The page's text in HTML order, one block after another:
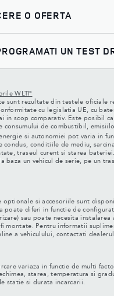
O OFERTA
UN TEST
WLTP
sunt rezultate din testele oficiale
cu legislatia UE, cu
in scop comparativ. Este posibil
consumului de combustibil,
si autonomiei pot varia in
condus, conditiile de mediu,
traseul curent si starea
baza un vehicul de serie, pe un
optionale si accesoriile sunt
poate diferi in functie de
sau poate necesita instalarea
montate. Pentru informatii
a vehiculului, contactati
variaza in functie de multi
starea, temperatura si
statie si durata incarcarii.